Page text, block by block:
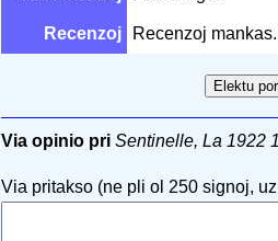
Recenzoj Recenzoj mankas.
Via opinio pri Sentinelle, La 1922
Via pritakso (ne pli ol 250 signoj,